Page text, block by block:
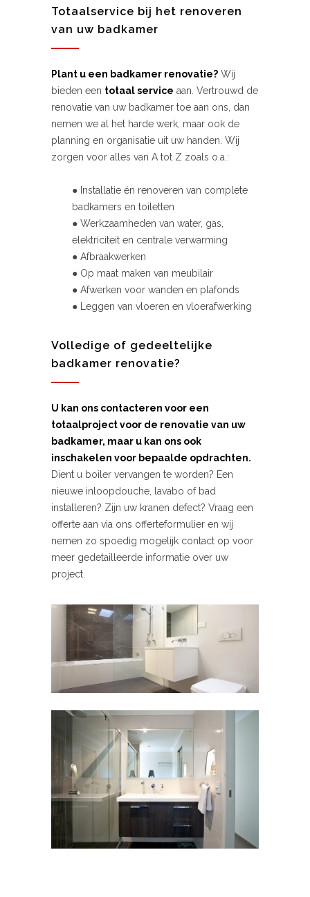
Totaalservice bij het renoveren
van uw badkamer
Plant u een badkamer renovatie? Wij
bieden een totaal service aan. Vertrouwd de
renovatie van uw badkamer toe aan ons, dan
nemen we al het harde werk, maar ook de
planning en organisatie uit uw handen. Wij
zorgen voor alles van A tot Z zoals o.a.:
● Installatie én renoveren van complete
badkamers en toiletten
● Werkzaamheden van water, gas,
elektriciteit en centrale verwarming
● Afbraakwerken
● Op maat maken van meubilair
● Afwerken voor wanden en plafonds
● Leggen van vloeren en vloerafwerking
Volledige of gedeeltelijke
badkamer renovatie?
U kan ons contacteren voor een
totaalproject voor de renovatie van uw
badkamer, maar u kan ons ook
inschakelen voor bepaalde opdrachten.
Dient u boiler vervangen te worden? Een
nieuwe inloopdouche, lavabo of bad
installeren? Zijn uw kranen defect? Vraag een
offerte aan via ons offerteformulier en wij
nemen zo spoedig mogelijk contact op voor
meer gedetailleerde informatie over uw
project.